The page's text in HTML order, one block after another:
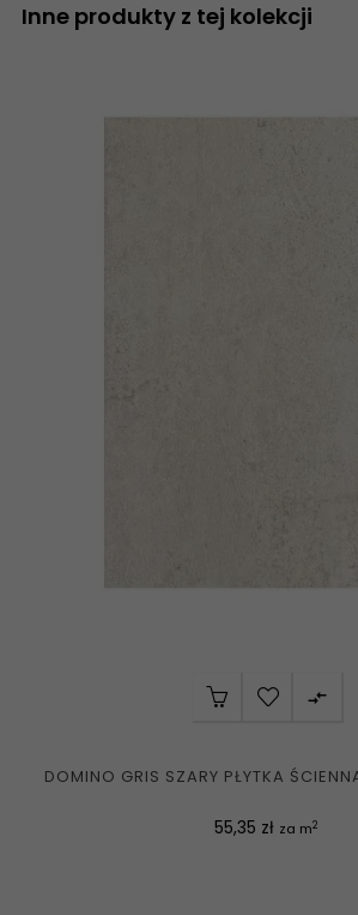
Inne produkty z tej kolekcji

DOMINO GRIS SZARY PŁYTKA
Cena
55,35 zł za m2